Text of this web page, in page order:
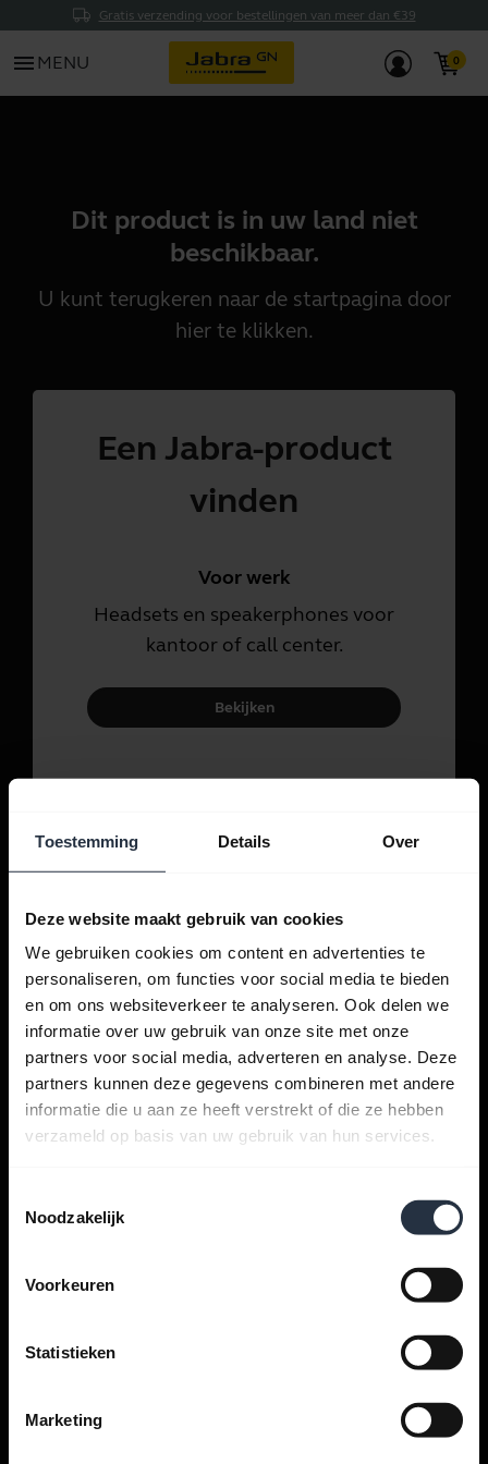
Gratis verzending voor bestellingen van meer dan €39
Toestemming Details Over
Deze website maakt gebruik van cookies
We gebruiken cookies om content en advertenties te
personaliseren, om functies voor social media te bieden
en om ons websiteverkeer te analyseren. Ook delen we
informatie over uw gebruik van onze site met onze
partners voor social media, adverteren en analyse. Deze
partners kunnen deze gegevens combineren met andere
informatie die u aan ze heeft verstrekt of die ze hebben
verzameld op basis van uw gebruik van hun services.
Noodzakelijk
Voorkeuren
Statistieken
Marketing
menu MENU
Dit product is in uw land niet
beschikbaar.
U kunt terugkeren naar de startpagina door
hierte klikken.
Een Jabra-product
vinden
Voor werk
Headsets en speakerphones voor
kantoor of call center.
Bekijken
Voor persoonlijk gebruik
gesprekken, muziek en sport.
Bekijken
Krijg hulp
Jabra Direct
Ondersteuning voor uw product
Bluetooth-koppelgids
Compatibiliteitsgids